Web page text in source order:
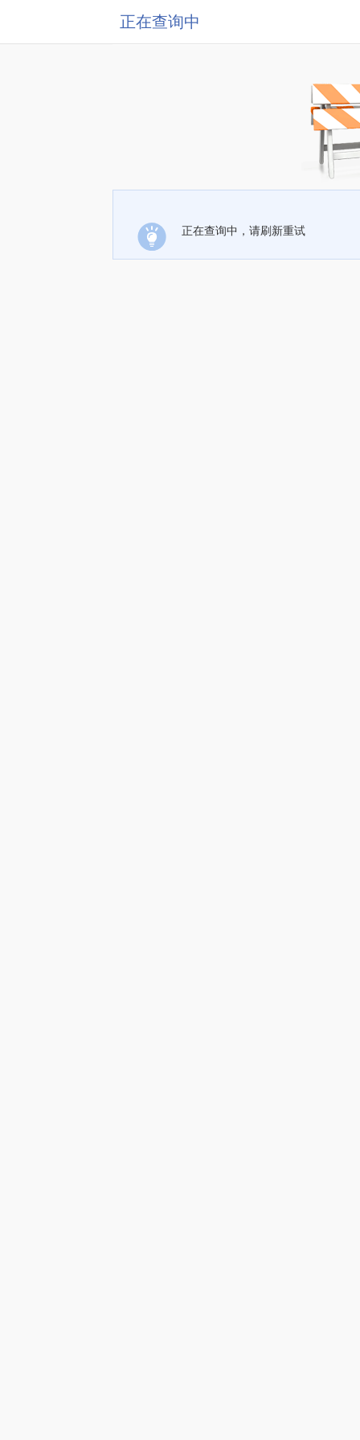
正在查询中
正在查询中，请刷新重试